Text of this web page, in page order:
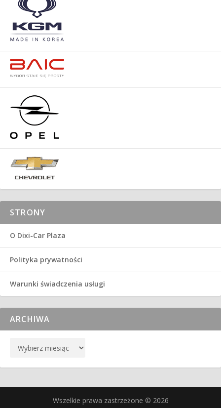
STRONY
O Dixi-Car Plaza
Polityka prywatności
Warunki świadczenia usługi
ARCHIWA
Wszelkie prawa zastrzeżone © 2026